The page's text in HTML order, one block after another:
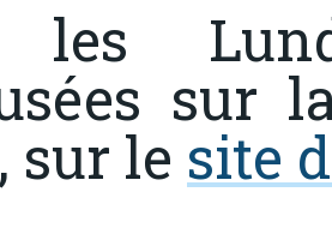
les
sur
sur le site